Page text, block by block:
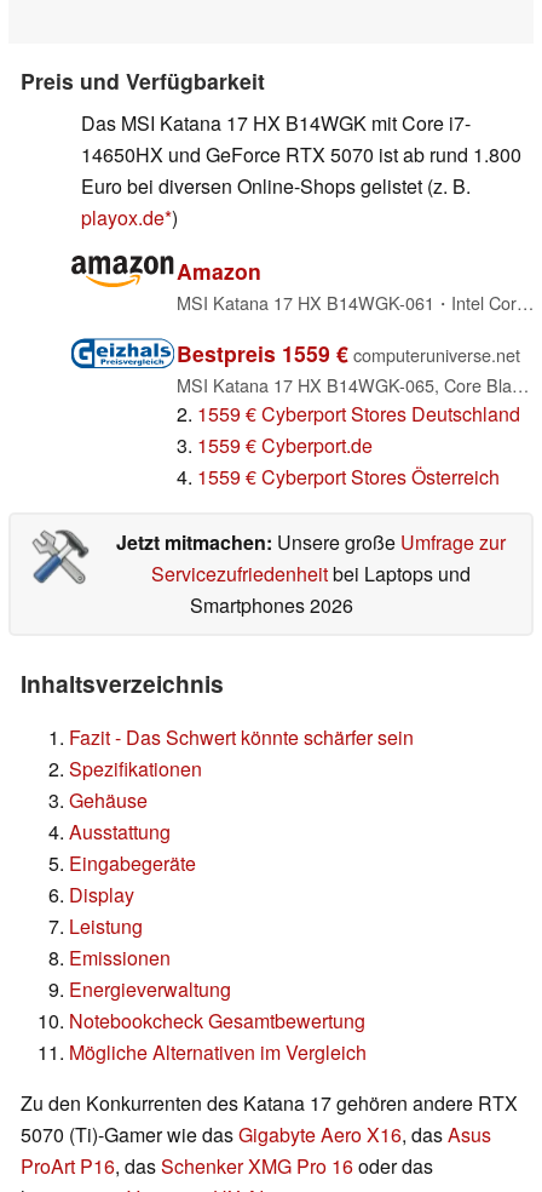
Preis und Verfügbarkeit
Das MSI Katana 17 HX B14WGK mit Core i7-
14650HX und GeForce RTX 5070 ist ab rund 1.800
Euro bei diversen Online-Shops gelistet (z. B.
playox.de )
Amazon
MSI Katana 17 HX B14WGK-061・Intel Core i7 i7-14650HX / 2.2 GHz・FreeDOS・GeForce RTX 5070・16 GB RAM・1 TB SSD NVMe・43.9 cm (17.3") (0017L7-061)
Bestpreis 1559 € computeruniverse.net
MSI Katana 17 HX B14WGK-065, Core Black, Core i7-14650HX, 16GB RAM, 1TB SSD, GeForce RTX 5070, DE (0017L7-065)
2. 1559 € Cyberport Stores Deutschland
3. 1559 € Cyberport.de
4. 1559 € Cyberport Stores Österreich
Jetzt mitmachen: Unsere große Umfrage zur
Servicezufriedenheitbei Laptops und
Smartphones 2026
Inhaltsverzeichnis
Fazit - Das Schwert könnte schärfer sein
Spezifikationen
Gehäuse
Ausstattung
Eingabegeräte
Display
Leistung
Emissionen
Energieverwaltung
Notebookcheck Gesamtbewertung
Mögliche Alternativen im Vergleich
Zu den Konkurrenten des Katana 17 gehören andere RTX
5070 (Ti)-Gamer wie dasGigabyte Aero X16, dasAsus
ProArt P16, dasSchenker XMG Pro 16oder das